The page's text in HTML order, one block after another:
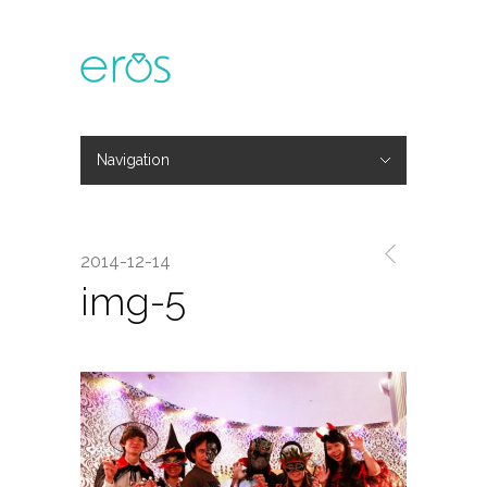
Navigation
2014-12-14
img-5